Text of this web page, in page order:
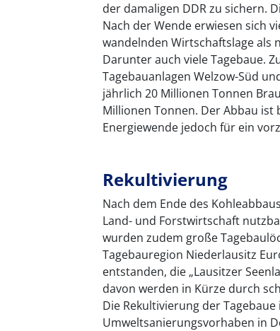
der damaligen DDR zu sichern.
Nach der Wende erwiesen sich
wandelnden Wirtschaftslage als
Darunter auch viele Tagebaue.
Tagebauanlagen Welzow-Süd
jährlich 20 Millionen Tonnen
Millionen Tonnen. Der Abbau ist
Energiewende jedoch für ein
Rekultivierung
Nach dem Ende des
Land- und Forstwirtschaft
wurden zudem große
Tagebauregion Niederlausitz
entstanden, die „Lausitzer
davon werden in Kürze durch
Die Rekultivierung der
Umweltsanierungsvorhaben in